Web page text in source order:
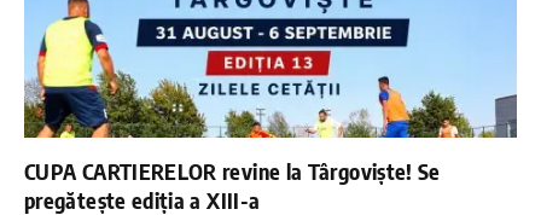
CUPA CARTIERELOR revine la Târgoviște! Se
pregătește ediția a XIII-a